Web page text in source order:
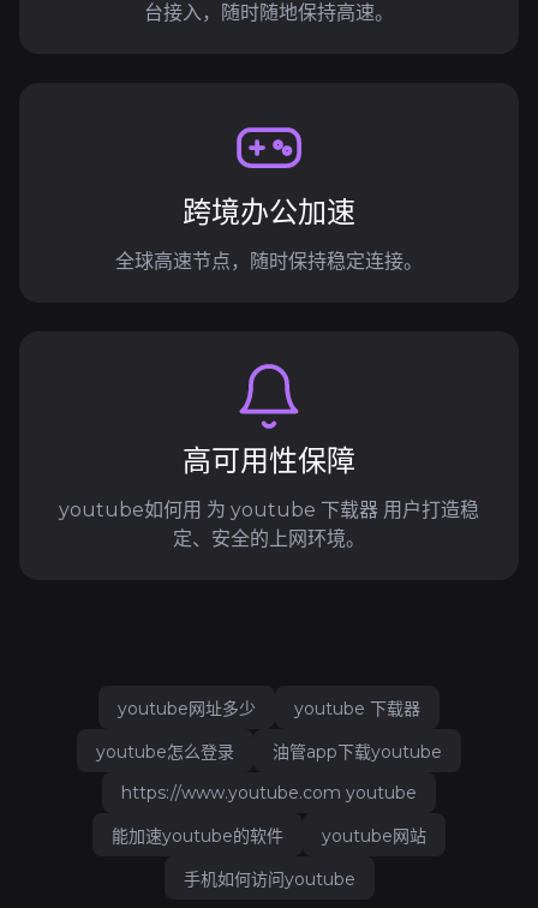
台接入，随时随地保持高速。
跨境办公加速
全球高速节点，随时保持稳定连接。
高可用性保障
youtube如何用 为 youtube 下载器 用户打造稳
定、安全的上网环境。
youtube网址多少
youtube 下载器
youtube怎么登录
油管app下载youtube
https://www.youtube.com youtube
能加速youtube的软件
youtube网站
手机如何访问youtube